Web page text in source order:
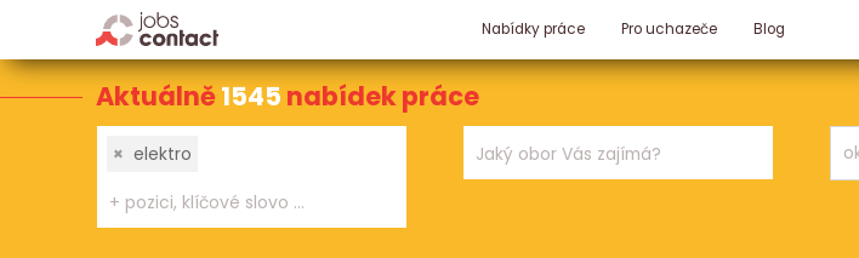
Nabídky práce Pro uchazeče Blog
Aktuálně1545 nabídek práce
× elektro